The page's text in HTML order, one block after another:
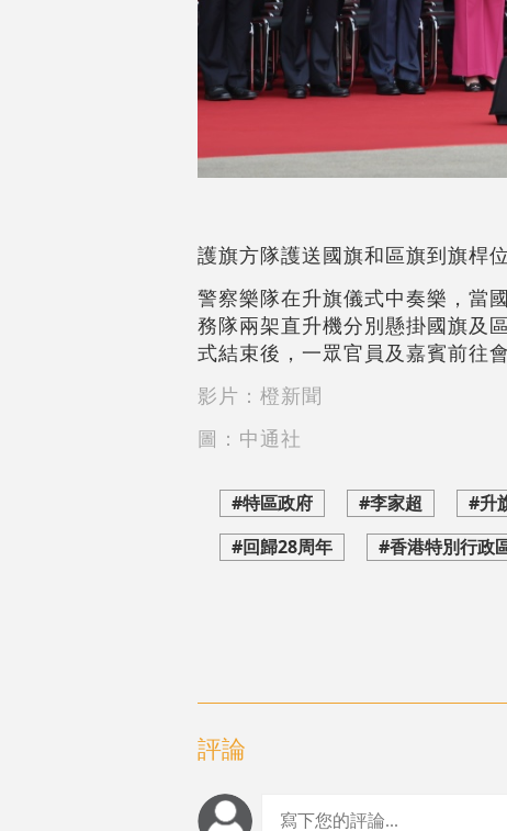
護旗方隊護送國旗和區旗到旗桿
警察樂隊在升旗儀式中奏樂，當
務隊兩架直升機分別懸掛國旗及
式結束後，一眾官員及嘉賓前往
影片：橙新聞
圖：中通社
#特區政府 #李家超 #升
#回歸28周年
#香港特別行政
評論